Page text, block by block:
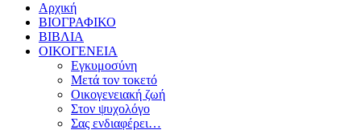
Αρχική
ΒΙΟΓΡΑΦΙΚΟ
ΒΙΒΛΙΑ
ΟΙΚΟΓΕΝΕΙΑ
Εγκυμοσύνη
Μετά τον τοκετό
Οικογενειακή ζωή
Στον ψυχολόγο
Σας ενδιαφέρει…